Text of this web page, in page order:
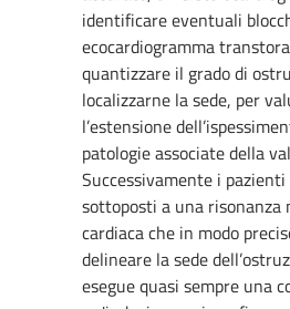
identificare eventuali
ecocardiogramma
quantizzare il grado di
localizzarne la sede, per
l’estensione
patologie associate della
Successivamente i
sottoposti a una risonanza
cardiaca che in modo
delineare la sede
esegue quasi sempre una